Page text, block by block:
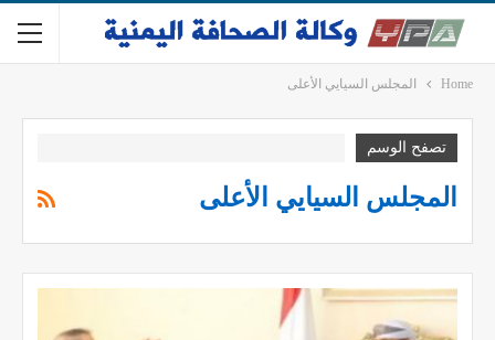
Home المجلس السيايي الأعلى
تصفح الوسم
المجلس السيايي الأعلى